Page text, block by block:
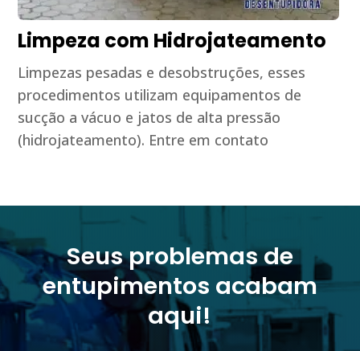
Limpeza com Hidrojateamento
Limpezas pesadas e desobstruções, esses
procedimentos utilizam equipamentos de
sucção a vácuo e jatos de alta pressão
(hidrojateamento). Entre em contato
Seus problemas de
entupimentos acabam
aqui!